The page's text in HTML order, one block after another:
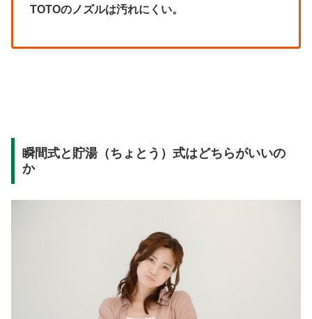
TOTOのノズルは汚れにくい。
瞬間式と貯湯（ちょとう）式はどちらがいいの
か